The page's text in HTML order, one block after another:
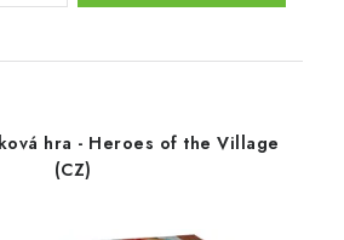
hra - Heroes of the Village
(CZ)